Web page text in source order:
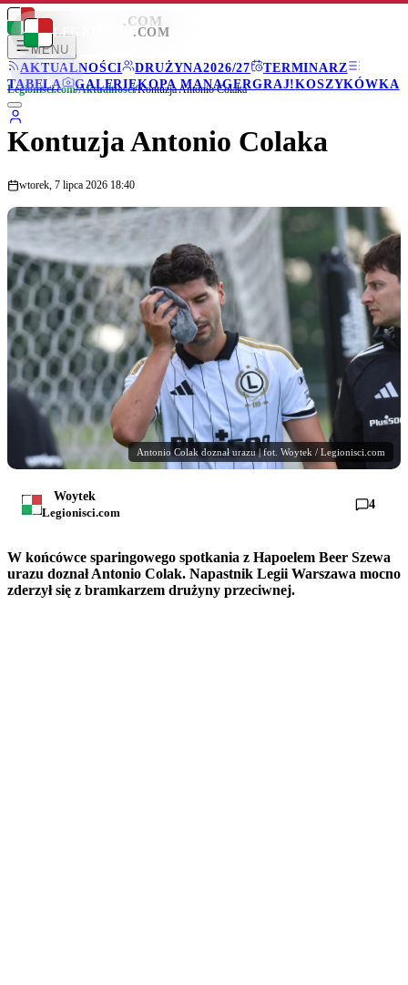
LEGIONISCI .COM
MENU
AKTUALNOŚCI
DRUŻYNA2026/27
TERMINARZ
TABELA
GALERIEKOPA MANAGERGRAJ!KOSZYKÓWKA
LEGIONISCI .COM
Legionisci.com/Aktualności/Kontuzja Antonio Colaka
Kontuzja Antonio Colaka
wtorek, 7 lipca 2026 18:40
Antonio Colak doznał urazu | fot. Woytek / Legionisci.com
Woytek
Legionisci.com
4
W końcówce sparingowego spotkania z Hapoelem Beer Szewa
urazu doznał Antonio Colak. Napastnik Legii Warszawa mocno
zderzył się z bramkarzem drużyny przeciwnej.